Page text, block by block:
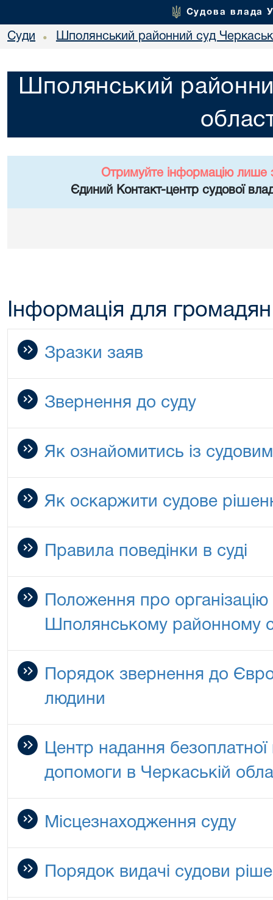
Судова влада
Суди • Шполянський районний суд
Шполянський
Отримуйте інформацію лише
Єдиний Контакт-центр судової
Інформація для громадян
Зразки заяв
Звернення до суду
Як ознайомитись із
Як оскаржити судове
Правила поведінки в суді
Положення про
Шполянському районному
Порядок звернення до
людини
Центр надання безоплатної
допомоги в Черкаській
Місцезнаходження суду
Порядок видачі судови